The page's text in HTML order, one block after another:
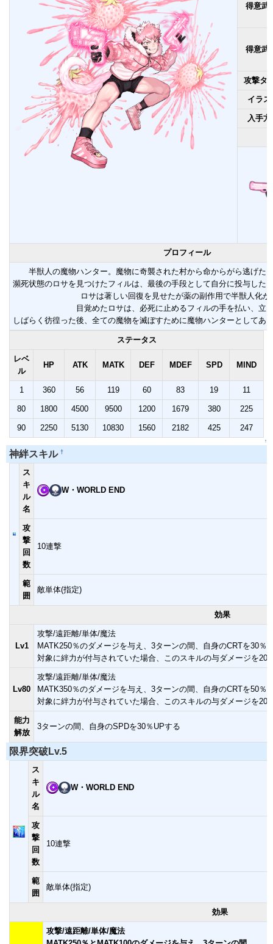
得意武
得意武
攻撃タ
イラス
入手方
プロフィール
半獣人の魔物ハンター。魔物に奇襲された村から命からがら逃げた
瀕死状態のロサを見つけたフィルは、最後の手段として自分に投与した
ロサは著しい回復を見せたが薬の副作用で半獣人化が
目覚めたロサは、必死に止めるフィルの手を払い、立
しばらく彷徨った後、全ての魔物を滅ぼすために魔物ハンターとしてあ
ステータス
レベ
ル
HP ATK MATK DEF MDEF SPD MIND
1 360 56 119 60 83 19 11
80 1800 4500 9500 1200 1679 380 225
90 2250 5130 10830 1560 2182 425 247
↑
神絆スキル †
ス
キ
ル
名
W・WORLD END
攻
撃
回
数
10連撃
範
囲
敵単体(指定)
効果
Lv1
攻撃/遠距離/単体/魔法
MATK250％のダメージを与え、3ターンの間、自身のCRTを30％
対象に絆力が付与されていた場合、このスキルの与ダメージを20
Lv80
攻撃/遠距離/単体/魔法
MATK350％のダメージを与え、3ターンの間、自身のCRTを50％
対象に絆力が付与されていた場合、このスキルの与ダメージを20
能力
解放
3ターンの間、自身のSPDを30％UPする
限界突破Lv.5
ス
キ
ル
名
W・WORLD END
攻
撃
回
数
10連撃
範
囲
敵単体(指定)
効果
攻撃/遠距離/単体/魔法